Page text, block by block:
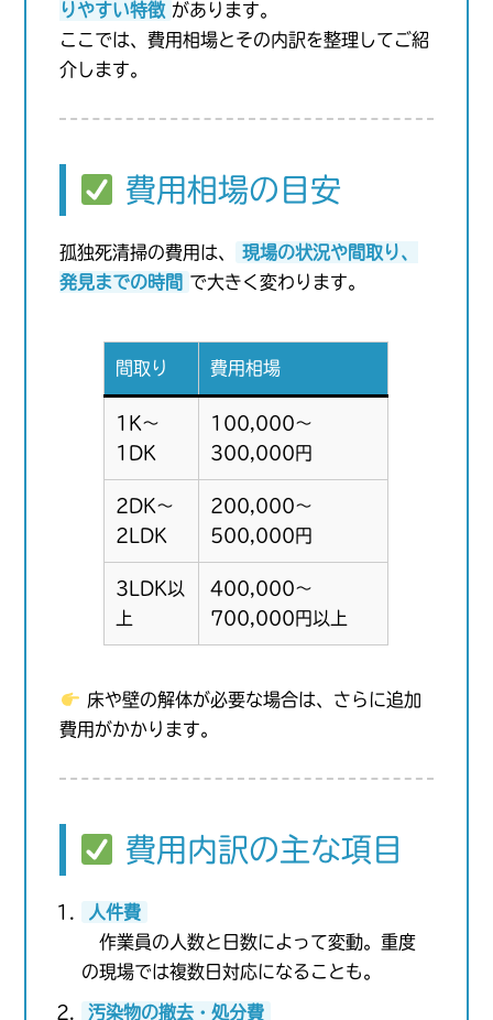
りやすい特徴 があります。
ここでは、費用相場とその内訳を整理してご紹
介します。
費用相場の目安
孤独死清掃の費用は、
現場の状況や間取り、
発見までの時間 で大きく変わります。
間取り 費用相場
1K〜
1DK
100,000〜
300,000円
2DK〜
2LDK
200,000〜
500,000円
3LDK以
上
400,000〜
700,000円以上
床や壁の解体が必要な場合は、さらに追加
費用がかかります。
費用内訳の主な項目
人件費
作業員の人数と日数によって変動。重度
の現場では複数日対応になることも。
汚染物の撤去・処分費